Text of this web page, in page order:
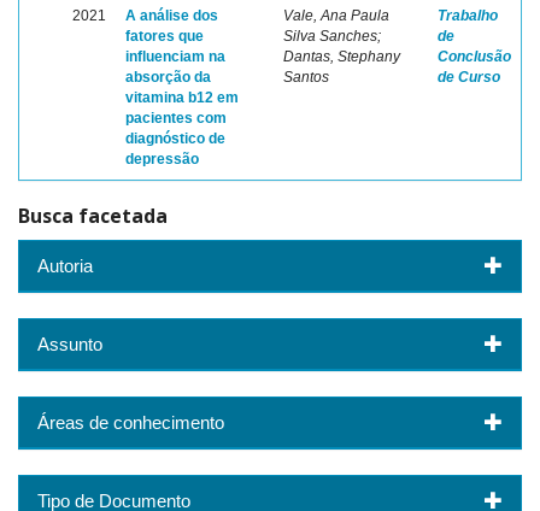
2021
A análise dos
fatores que
influenciam na
absorção da
vitamina b12 em
pacientes com
diagnóstico de
depressão
Vale, Ana Paula
Silva Sanches;
Dantas, Stephany
Santos
Trabalho
de
Conclusão
de Curso
Busca facetada
Autoria
Assunto
Áreas de conhecimento
Tipo de Documento